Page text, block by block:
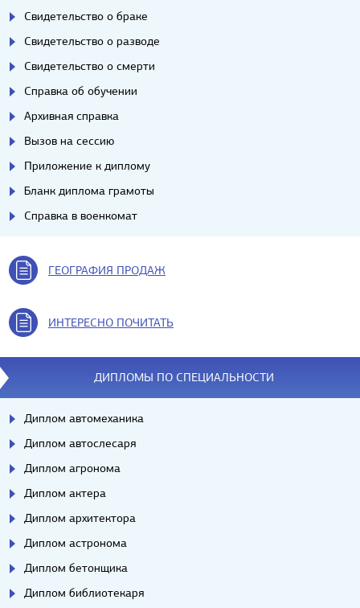
Свидетельство о браке
Свидетельство о разводе
Свидетельство о смерти
Справка об обучении
Архивная справка
Вызов на сессию
Приложение к диплому
Бланк диплома грамоты
Справка в военкомат
ГЕОГРАФИЯ ПРОДАЖ
ИНТЕРЕСНО ПОЧИТАТЬ
ДИПЛОМЫ ПО СПЕЦИАЛЬНОСТИ
Диплом автомеханика
Диплом автослесаря
Диплом агронома
Диплом актера
Диплом архитектора
Диплом астронома
Диплом бетонщика
Диплом библиотекаря